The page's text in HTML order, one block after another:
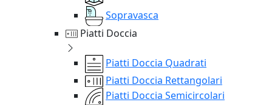
Sopravasca
Piatti Doccia
Piatti Doccia Quadrati
Piatti Doccia Rettangolari
Piatti Doccia Semicircolari